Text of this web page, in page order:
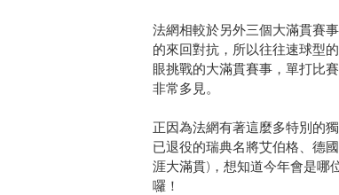
法網相較於另外三個大滿貫賽
的來回對抗，所以往往速球型
眼挑戰的大滿貫賽事，單打比
非常多見。
正因為法網有著這麼多特別的
已退役的瑞典名將艾伯格、德
涯大滿貫)，想知道今年會是哪
囉！